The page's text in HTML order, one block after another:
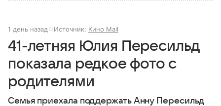
1 день назад Источник: Кино Mail
41-летняя Юлия Пересильд
показала редкое фото с
родителями
Семья приехала поддержать Анну Пересильд